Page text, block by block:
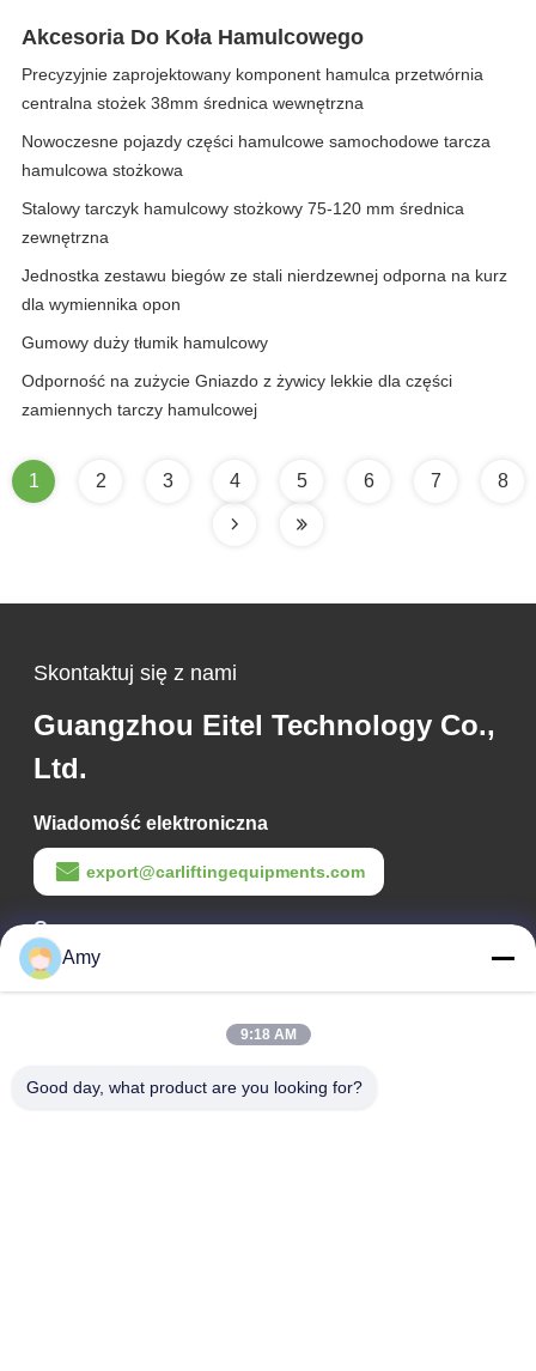
Akcesoria Do Koła Hamulcowego
Precyzyjnie zaprojektowany komponent hamulca przetwórnia
centralna stożek 38mm średnica wewnętrzna
Nowoczesne pojazdy części hamulcowe samochodowe tarcza
hamulcowa stożkowa
Stalowy tarczyk hamulcowy stożkowy 75-120 mm średnica
zewnętrzna
Jednostka zestawu biegów ze stali nierdzewnej odporna na kurz
dla wymiennika opon
Gumowy duży tłumik hamulcowy
Odporność na zużycie Gniazdo z żywicy lekkie dla części
zamiennych tarczy hamulcowej
1 2 3 4 5 6 7 8
Skontaktuj się z nami
Guangzhou Eitel Technology Co.,
Ltd.
Wiadomość elektroniczna
export@carliftingequipments.com
Czas pracy
09:00-18:00
106 droga krajowa, dzielnica Huadu, miasto Guangzhou
Amy
9:18 AM
Good day, what product are you looking for?